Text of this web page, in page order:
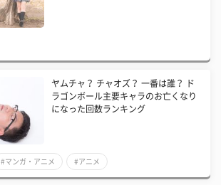
ヤムチャ？ チャオズ？ 一番は誰？ ド
ラゴンボール主要キャラのお亡くなり
になった回数ランキング
#マンガ・アニメ #アニメ